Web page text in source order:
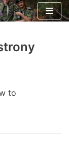
to